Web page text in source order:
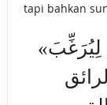
tapi bahkan
«وَتَحْلِيَةُ الْبَنَاتِ بِالْحُلِيِّ وَالْحُلَلِ ‌لِيُرَغِّبَ